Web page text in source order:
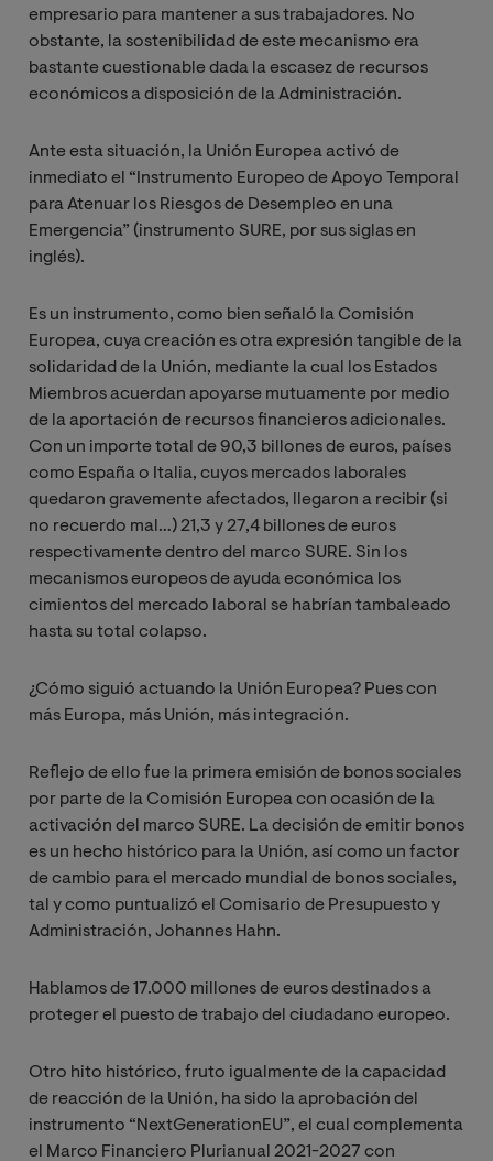
empresario para mantener a sus trabajadores. No
obstante, la sostenibilidad de este mecanismo era
bastante cuestionable dada la escasez de recursos
económicos a disposición de la Administración.
Ante esta situación, la Unión Europea activó de
inmediato el “Instrumento Europeo de Apoyo Temporal
para Atenuar los Riesgos de Desempleo en una
Emergencia” (instrumento SURE, por sus siglas en
inglés).
Es un instrumento, como bien señaló la Comisión
Europea, cuya creación es otra expresión tangible de la
solidaridad de la Unión, mediante la cual los Estados
Miembros acuerdan apoyarse mutuamente por medio
de la aportación de recursos financieros adicionales.
Con un importe total de 90,3 billones de euros, países
como España o Italia, cuyos mercados laborales
quedaron gravemente afectados, llegaron a recibir (si
no recuerdo mal…) 21,3 y 27,4 billones de euros
respectivamente dentro del marco SURE. Sin los
mecanismos europeos de ayuda económica los
cimientos del mercado laboral se habrían tambaleado
hasta su total colapso.
¿Cómo siguió actuando la Unión Europea? Pues con
más Europa, más Unión, más integración.
Reflejo de ello fue la primera emisión de bonos sociales
por parte de la Comisión Europea con ocasión de la
activación del marco SURE. La decisión de emitir bonos
es un hecho histórico para la Unión, así como un factor
de cambio para el mercado mundial de bonos sociales,
tal y como puntualizó el Comisario de Presupuesto y
Administración, Johannes Hahn.
Hablamos de 17.000 millones de euros destinados a
proteger el puesto de trabajo del ciudadano europeo.
Otro hito histórico, fruto igualmente de la capacidad
de reacción de la Unión, ha sido la aprobación del
instrumento “NextGenerationEU”, el cual complementa
el Marco Financiero Plurianual 2021-2027 con